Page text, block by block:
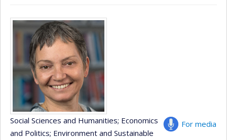
For media
Social Sciences and Humanities; Economics
and Politics; Environment and Sustainable